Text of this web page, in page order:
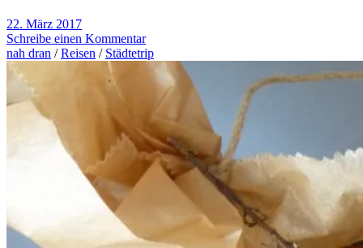
22. März 2017
Schreibe einen Kommentar
nah dran /Reisen / Städtetrip